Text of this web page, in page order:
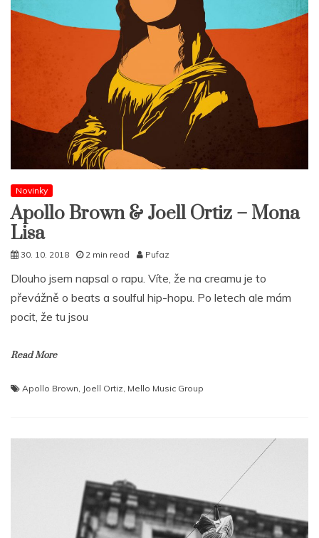
Novinky
Apollo Brown & Joell Ortiz – Mona
Lisa
30. 10. 2018 2 min read Pufaz
Dlouho jsem napsal o rapu. Víte, že na creamu je to
převážně o beats a soulful hip-hopu. Po letech ale mám
pocit, že tu jsou
Read More
Apollo Brown, Joell Ortiz, Mello Music Group